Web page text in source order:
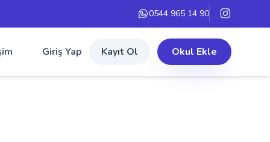
0544 965 14 90
Giriş Yap Kayıt Ol Okul Ekle